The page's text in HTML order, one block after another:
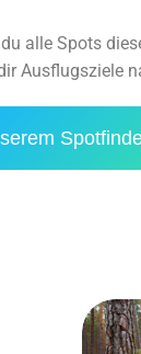
alle Spots
Ausflugsziele